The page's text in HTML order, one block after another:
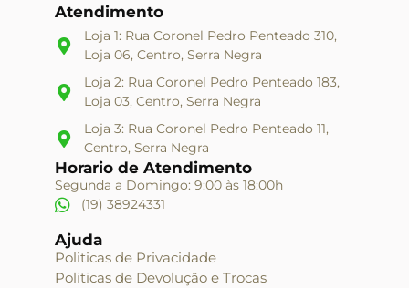
Atendimento
Loja 1: Rua Coronel Pedro Penteado 310,
Loja 06, Centro, Serra Negra
Loja 2: Rua Coronel Pedro Penteado 183,
Loja 03, Centro, Serra Negra
Loja 3: Rua Coronel Pedro Penteado 11,
Centro, Serra Negra
Horario de Atendimento
Segunda a Domingo: 9:00 às 18:00h
(19) 38924331
Ajuda
Politicas de Privacidade
Politicas de Devolução e Trocas